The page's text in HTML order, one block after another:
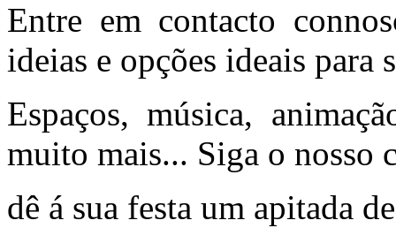
Entre em contacto
ideias e opções ideais para
Espaços, música,
muito mais... Siga o nosso
dê á sua festa um apitada